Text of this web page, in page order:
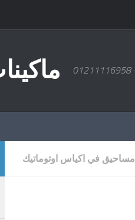
مساحيق في اكياس اوتوماتيك